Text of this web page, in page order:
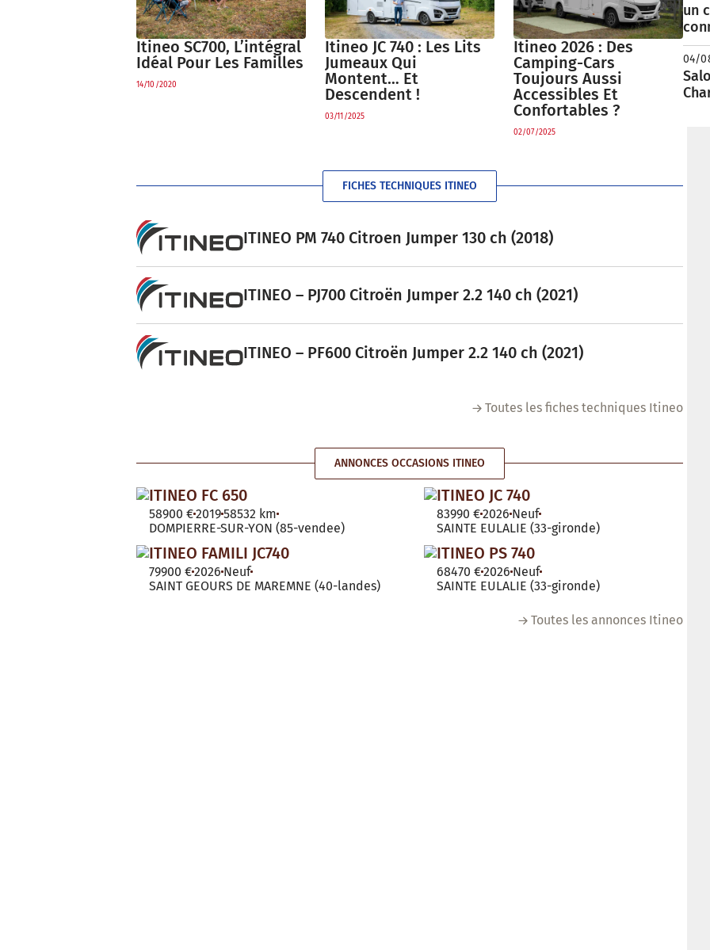
Itineo SC700, L’intégral
Idéal Pour Les Familles
14/10/2020
Itineo JC 740 : Les Lits
Jumeaux Qui
Montent… Et
Descendent !
03/11/2025
Itineo 2026 : Des
Camping-Cars
Toujours Aussi
Accessibles Et
Confortables ?
02/07/2025
FICHES TECHNIQUES ITINEO
ITINEO PM 740 Citroen Jumper 130 ch (2018)
ITINEO – PJ700 Citroën Jumper 2.2 140 ch (2021)
ITINEO – PF600 Citroën Jumper 2.2 140 ch (2021)
Toutes les fiches techniques Itineo
ANNONCES OCCASIONS ITINEO
ITINEO FC 650
58900 €201958532 km
DOMPIERRE-SUR-YON (85-vendee)
ITINEO JC 740
83990 €2026 Neuf
SAINTE EULALIE (33-gironde)
ITINEO FAMILI JC740
79900 €2026 Neuf
SAINT GEOURS DE MAREMNE (40-landes)
ITINEO PS 740
68470 €2026 Neuf
SAINTE EULALIE (33-gironde)
Toutes les annonces Itineo
un
04/